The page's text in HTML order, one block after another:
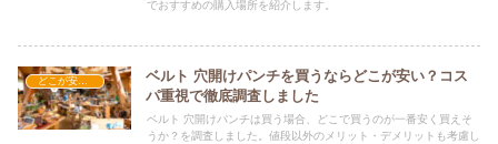
でおすすめの購入場所を紹介します。
ベルト 穴開けパンチを買うならどこが安い？コス
パ重視で徹底調査しました
ベルト 穴開けパンチは買う場合、どこで買うのが一番安く買えそ
うか？を調査しました。値段以外のメリット・デメリットも考慮し